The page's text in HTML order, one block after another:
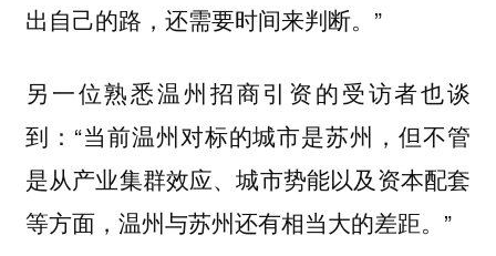
出自己的路，还需要时间来判断。”
另一位熟悉温州招商引资的受访者也谈
到：“当前温州对标的城市是苏州，但不管
是从产业集群效应、城市势能以及资本配套
等方面，温州与苏州还有相当大的差距。”